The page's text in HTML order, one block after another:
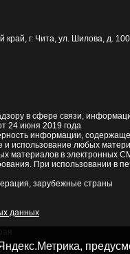
край, г. Чита, ул. Шилова, д. 100
в сфере связи,
24 июня 2019 года
информации,
использование любых
материалов в электронных
При использовании в
зарубежные страны
данных